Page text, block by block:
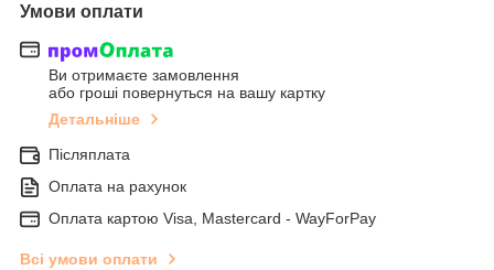
Умови оплати
Ви отримаєте замовлення
або гроші повернуться на вашу картку
Детальніше
Післяплата
Оплата на рахунок
Оплата картою Visa, Mastercard - WayForPay
Всі умови оплати